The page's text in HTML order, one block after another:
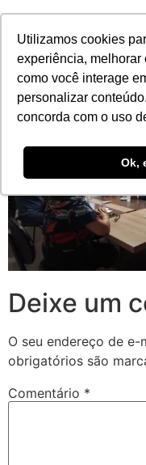
Utilizamos cookies
experiência,
como você interage
personalizar
concorda com o uso
Ok,
2-1-1
Deixe um
O seu endereço de
obrigatórios são
Comentário *